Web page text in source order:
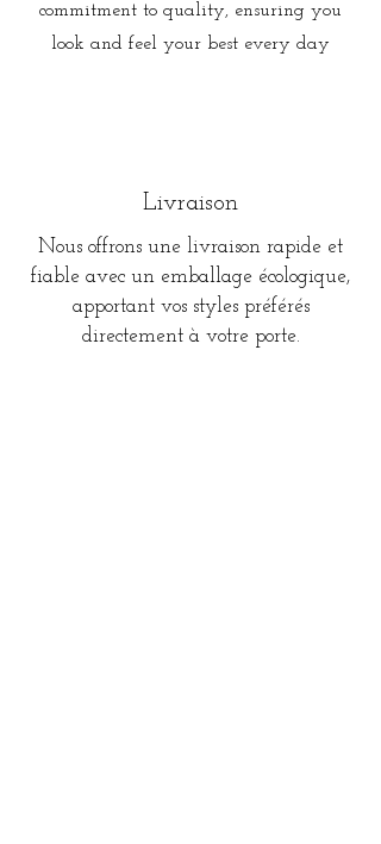
commitment to quality, ensuring you
look and feel your best every day
Livraison
Nous offrons une livraison rapide et
fiable avec un emballage écologique,
apportant vos styles préférés
directement à votre porte.